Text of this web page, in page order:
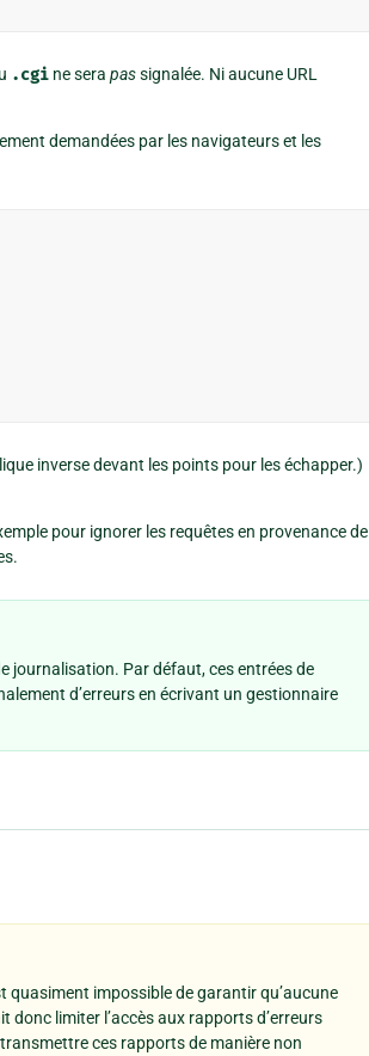
.cgi ne sera passignalée. Ni aucune URL
demandées par les navigateurs et les
inverse devant les points pour les échapper.)
pour ignorer les requêtes en provenance de
journalisation. Par défaut, ces entrées de
d’erreurs en écrivant un gestionnaire
quasiment impossible de garantir qu’aucune
donc limiter l’accès aux rapports d’erreurs
ces rapports de manière non